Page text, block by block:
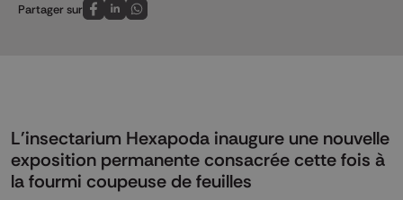
Partager sur
Partagez sur FaceBook
Partagez sur LinkedIn
Partagez sur Whatsapp
L'insectarium Hexapoda inaugure une nouvelle
exposition permanente consacrée cette fois à
la fourmi coupeuse de feuilles